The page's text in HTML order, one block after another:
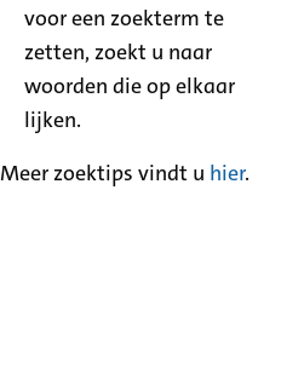
voor een zoekterm te
zetten, zoekt u naar
woorden die op elkaar
lijken.
Meer zoektips vindt u hier.